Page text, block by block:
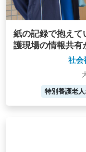
紙の記録で抱えて
護現場の情報共有
社会
特別養護老